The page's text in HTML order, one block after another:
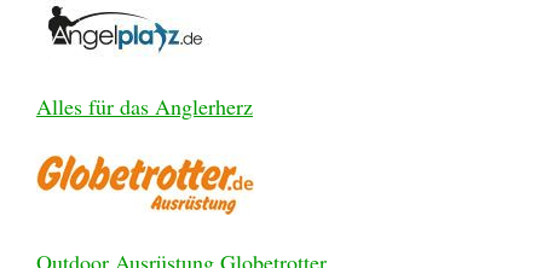
Alles für das Anglerherz